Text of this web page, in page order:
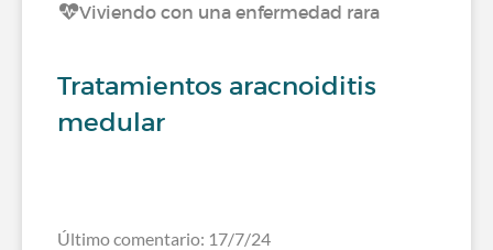
Viviendo con una enfermedad rara
Tratamientos aracnoiditis
medular
Último comentario: 17/7/24